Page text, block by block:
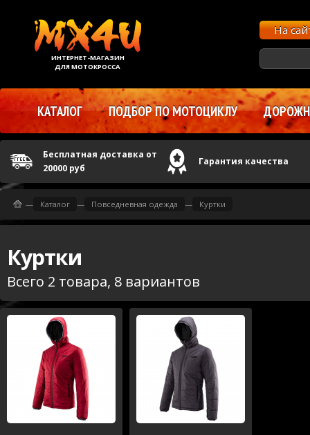
Куртки
Всего 2 товара, 8 вариантов
— Каталог — Повседневная одежда — Куртки
ИНТЕРНЕТ-МАГАЗИН
ДЛЯ МОТОКРОССА
На
КАТАЛОГ ПОДБОР ПО МОТОЦИКЛУ
Бесплатная доставка от
20000 руб
Гарантия качества